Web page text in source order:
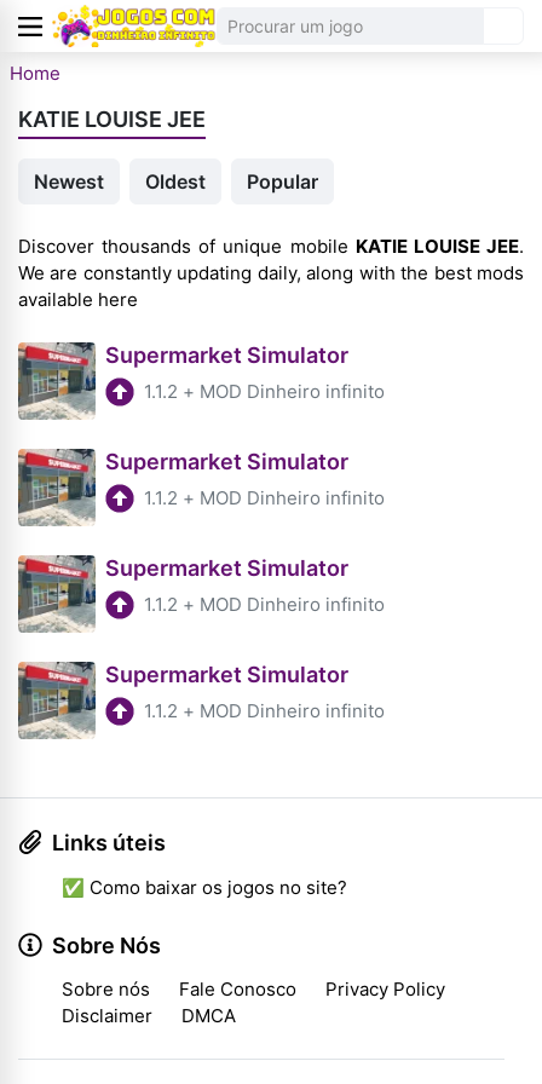
Home
KATIE LOUISE JEE
Newest Oldest Popular
Discover thousands of unique mobile KATIE LOUISE JEE.
We are constantly updating daily, along with the best mods
available here
Supermarket Simulator
1.1.2 + MOD Dinheiro infinito
Supermarket Simulator
1.1.2 + MOD Dinheiro infinito
Supermarket Simulator
1.1.2 + MOD Dinheiro infinito
Supermarket Simulator
1.1.2 + MOD Dinheiro infinito
Links úteis
✅ Como baixar os jogos no site?
Sobre Nós
Sobre nós Fale Conosco
Privacy Policy
Disclaimer
DMCA